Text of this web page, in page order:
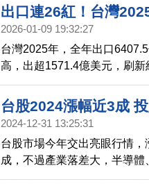
出口連26紅！台灣
電2025全年營收3.8兆
高齡社會」！65歲以
赴華府會川普 討論委
2026-01-09 19:32:27
台灣2025年，全年出口
高，出超1571.4億美元，刷
新台幣3兆8090億5400萬元
高。 2025年，台灣總人口，
邁入「超高齡社會」。 川普
台股2024漲幅近3成
2024-12-31 13:25:31
台股市場今年交出亮眼行情
成，不過產業落差大，半導
後段班，走向2025年，投顧